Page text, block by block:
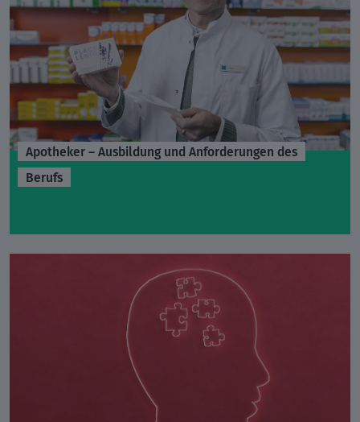
Apotheker – Ausbildung und Anforderungen des
Berufs